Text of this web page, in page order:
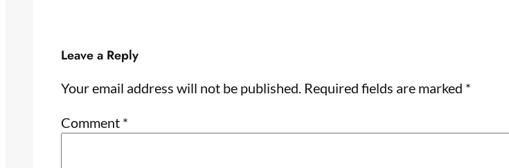
Leave a Reply
Your email address will not be published. Required fields are marked *
Comment *